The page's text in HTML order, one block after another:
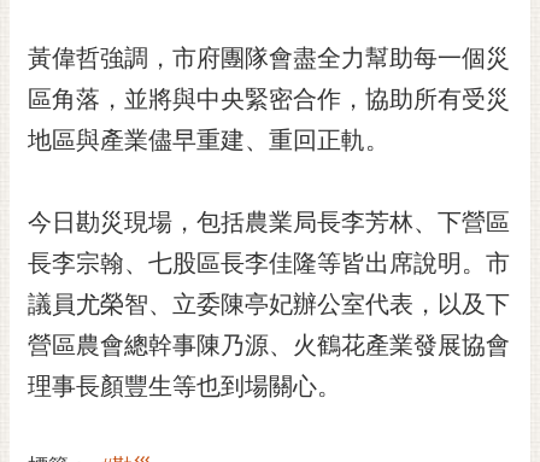
宣
告
市
府
通
置
黃偉哲強調，市府團隊會盡全力幫助每一個災
區角落，並將與中央緊密合作，協助所有受災
地區與產業儘早重建、重回正軌。
今日勘災現場，包括農業局長李芳林、下營區
長李宗翰、七股區長李佳隆等皆出席說明。市
議員尤榮智、立委陳亭妃辦公室代表，以及下
營區農會總幹事陳乃源、火鶴花產業發展協會
理事長顏豐生等也到場關心。